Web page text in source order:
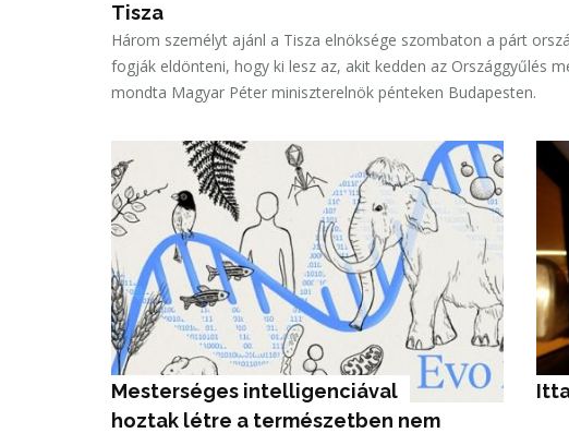
Tisza
Három személyt ajánl a Tisza elnöksége szombaton a párt
fogják eldönteni, hogy ki lesz az, akit kedden az Országgyűlés
mondta Magyar Péter miniszterelnök pénteken Budapesten.
Mesterséges intelligenciával
hoztak létre a természetben nem